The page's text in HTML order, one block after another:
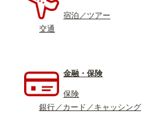
宿泊／ツアー
交通
金融・保険
保険
銀行／カード／キャッシング